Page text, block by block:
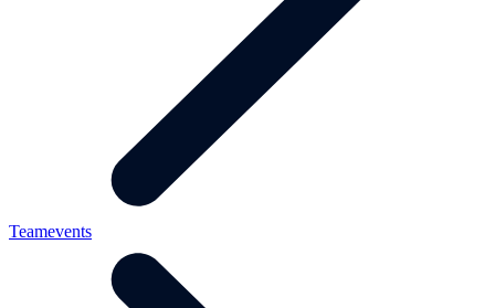
Teamevents